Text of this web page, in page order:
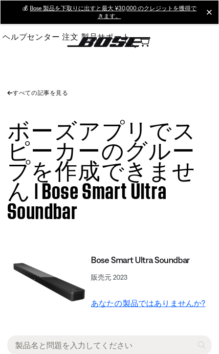
Main
💰 Bose 製品を下取りに出すと最大 ¥30,000 のクレジットを獲得で
きます。
ヘルプセンター 注文 製品サポート
すべての記事を見る
ボーズアプリでス
ピーカーのグルー
プを作成できませ
ん | Bose Smart Ultra
Soundbar
Bose Smart Ultra Soundbar
販売元 2023
あなたの製品ではありませんか?